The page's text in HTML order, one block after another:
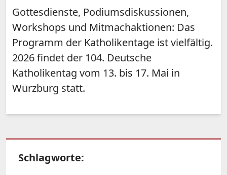
Gottesdienste, Podiumsdiskussionen,
Workshops und Mitmachaktionen: Das
Programm der Katholikentage ist vielfältig.
2026 findet der 104. Deutsche
Katholikentag vom 13. bis 17. Mai in
Würzburg statt.
Schlagworte: